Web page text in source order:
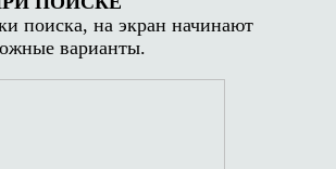
поиска, на экран начинают
варианты.